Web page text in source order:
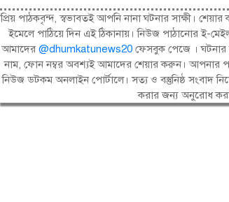
প্রিয় পাঠকবৃন্দ, স্বভাবতই আপনি নানা ঘটনার সাক্ষী।
ইমেলে পাঠিয়ে দিন এই ঠিকানায়। নিউজ পাঠানোর ই-
আমাদের@dhumkatunews20 ফেসবুক পেজে । ঘটনার
নাম, ফোন নম্বর অবশ্যই আমাদের শেয়ার করুন। আপনার
নিউজ ডটকম অনলাইন পোর্টালে। সত্য ও বস্তুনিষ্ঠ সংবাদ
করার জন্য অনুরোধ